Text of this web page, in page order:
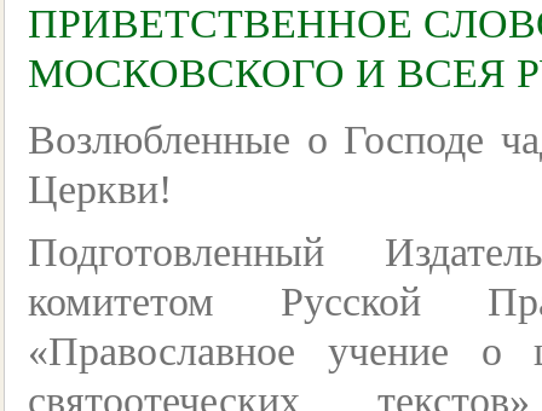
ПРИВЕТСТВЕННОЕ
МОСКОВСКОГО И ВСЕЯ
Возлюбленные о Господе
Церкви!
Подготовленный
комитетом Русской
«Православное учение о
святоотеческих